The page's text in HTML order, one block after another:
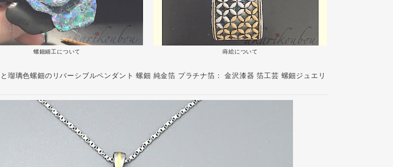
螺鈿細工について 蒔絵について
と瑠璃色螺鈿のリバーシブルペンダント 螺鈿 純金箔 プラチナ箔： 金沢漆器 箔工芸 螺鈿ジュエリ